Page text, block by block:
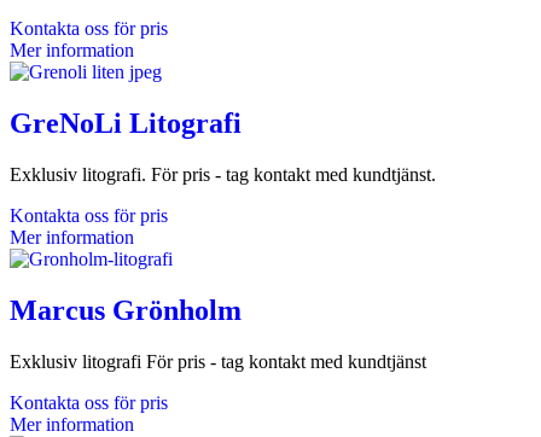
Kontakta oss för pris
Mer information
GreNoLi Litografi
Exklusiv litografi. För pris - tag kontakt med kundtjänst.
Kontakta oss för pris
Mer information
Marcus Grönholm
Exklusiv litografi För pris - tag kontakt med kundtjänst
Kontakta oss för pris
Mer information